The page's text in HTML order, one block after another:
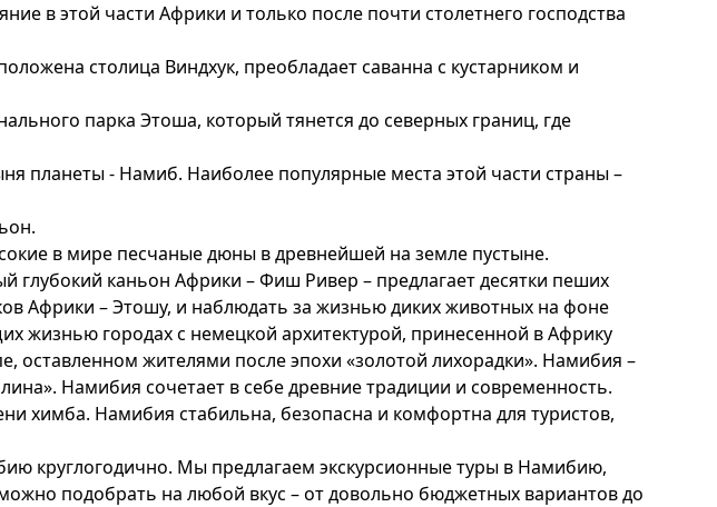
в этой части Африки и только после почти столетнего господства
столица Виндхук, преобладает саванна с кустарником и
парка Этоша, который тянется до северных границ, где
планеты - Намиб. Наиболее популярные места этой части страны –
в мире песчаные дюны в древнейшей на земле пустыне.
глубокий каньон Африки – Фиш Ривер – предлагает десятки пеших
Африки – Этошу, и наблюдать за жизнью диких животных на фоне
жизнью городах с немецкой архитектурой, принесенной в Африку
оставленном жителями после эпохи «золотой лихорадки». Намибия –
Намибия сочетает в себе древние традиции и современность.
химба. Намибия стабильна, безопасна и комфортна для туристов,
круглогодично. Мы предлагаем экскурсионные туры в Намибию,
подобрать на любой вкус – от довольно бюджетных вариантов до